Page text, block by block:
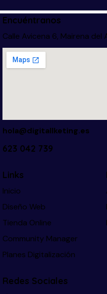
Encuéntranos
Calle Avicena 6, Mairena del
hola@digitallketing.es
623 042 739
Links
Inicio
Diseño Web
Tienda Online
Community Manager
Planes Digitalización
Redes Sociales